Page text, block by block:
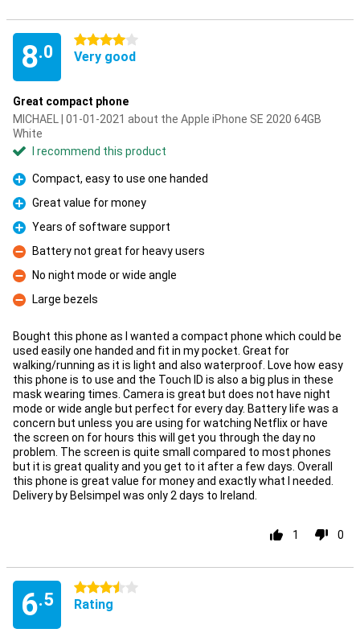
8.0
4 stars
Very good
Great compact phone
MICHAEL | 01-01-2021 about the Apple iPhone SE 2020 64GB
White
I recommend this product
Pro
Compact, easy to use one handed
Pro
Great value for money
Pro
Years of software support
Con
Battery not great for heavy users
Con
No night mode or wide angle
Con
Large bezels
Bought this phone as I wanted a compact phone which could be
used easily one handed and fit in my pocket. Great for
walking/running as it is light and also waterproof. Love how easy
this phone is to use and the Touch ID is also a big plus in these
mask wearing times. Camera is great but does not have night
mode or wide angle but perfect for every day. Battery life was a
concern but unless you are using for watching Netflix or have
the screen on for hours this will get you through the day no
problem. The screen is quite small compared to most phones
but it is great quality and you get to it after a few days. Overall
this phone is great value for money and exactly what I needed.
Delivery by Belsimpel was only 2 days to Ireland.
1 0
6.5
3.5 stars
Rating